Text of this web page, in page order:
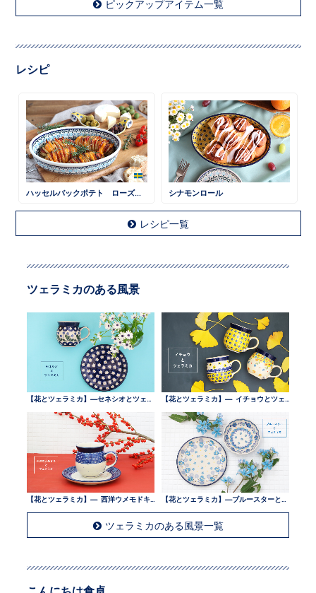
ピックアップアイテム一覧
レシピ
ハッセルバックポテト ローズマリー風味 シナモンロール
レシピ一覧
ツェラミカのある風景
ツェラミカのある風景一覧
こんにちは食卓